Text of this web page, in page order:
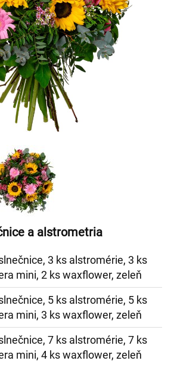
a alstrometria
3 ks alstromérie, 3 ks
mini, 2 ks waxflower, zeleň
5 ks alstromérie, 5 ks
mini, 3 ks waxflower, zeleň
7 ks alstromérie, 7 ks
mini, 4 ks waxflower, zeleň